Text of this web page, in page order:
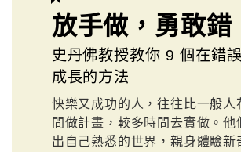
放手做，勇敢錯
史丹佛教授教你 9 個在錯
成長的方法
快樂又成功的人，往往比一般人
間做計畫，較多時間去實做。他
出自己熟悉的世界，親身體驗新